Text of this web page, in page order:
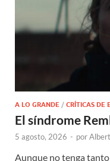
A LO GRANDE / CRÍTICAS DE
El síndrome
5 agosto, 2026 - por
Aunque no tenga tanto